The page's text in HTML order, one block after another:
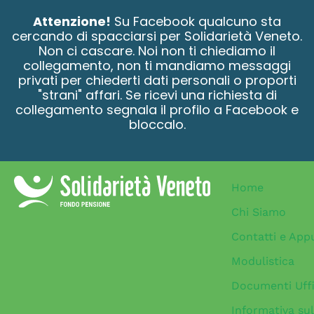
Attenzione! Su Facebook qualcuno sta
cercando di spacciarsi per Solidarietà Veneto.
Non ci cascare. Noi non ti chiediamo il
collegamento, non ti mandiamo messaggi
privati per chiederti dati personali o proporti
"strani" affari. Se ricevi una richiesta di
collegamento segnala il profilo a Facebook e
bloccalo.
Home
Chi Siamo
Contatti e
Modulistica
Documenti
Informativa